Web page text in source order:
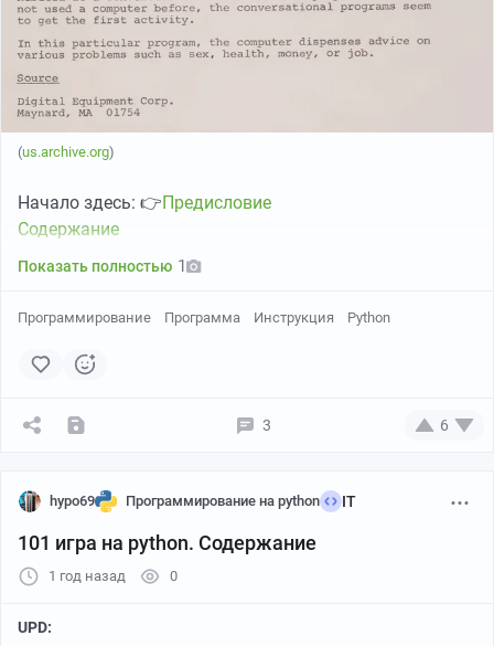
(us.archive.org)
Начало здесь: 👉 Предисловие
Содержание
Показать полностью 1
Программирование Программа Инструкция Python
3 6
hypo69 Программирование на python IT
101 игра на python. Содержание
1 год назад 0
UPD: